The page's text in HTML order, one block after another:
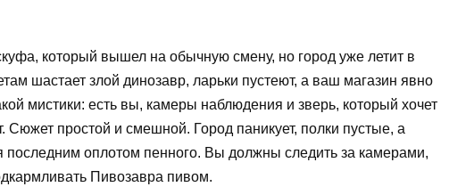
который вышел на обычную смену, но город уже летит в
шастает злой динозавр, ларьки пустеют, а ваш магазин явно
мистики: есть вы, камеры наблюдения и зверь, который хочет
Сюжет простой и смешной. Город паникует, полки пустые, а
последним оплотом пенного. Вы должны следить за камерами,
Пивозавра пивом.